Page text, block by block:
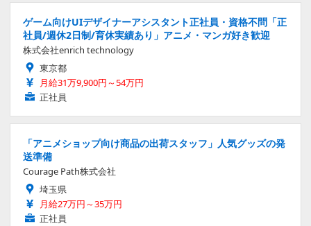
ゲーム向けUIデザイナーアシスタント正社員・資格不問「正
社員/週休2日制/育休実績あり」アニメ・マンガ好き歓迎
株式会社enrich technology
東京都
月給31万9,900円～54万円
正社員
「アニメショップ向け商品の出荷スタッフ」人気グッズの発
送準備
Courage Path株式会社
埼玉県
月給27万円～35万円
正社員